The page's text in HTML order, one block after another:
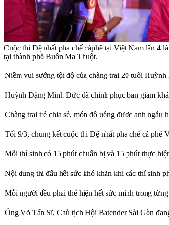
Cuộc thi Đệ nhất pha chế càphê tại Việt Nam lần 4
tại thành phố Buôn Ma Thuột.
Niềm vui sướng tột độ của chàng trai 20 tuổi
Huỳnh Đặng Minh Đức đã chinh phục ban giám
Chàng trai trẻ chia sẻ, món đồ uống được anh
Tối 9/3, chung kết cuộc thi Đệ nhất pha chế cà phê
Mỗi thí sinh có 15 phút chuẩn bị và 15 phút thực
Nội dung thi đấu hết sức khó khăn khi các thí sinh
Mỗi người đều phải thể hiện hết sức mình trong
Ông Võ Tấn Sĩ, Chủ tịch Hội Batender Sài Gòn